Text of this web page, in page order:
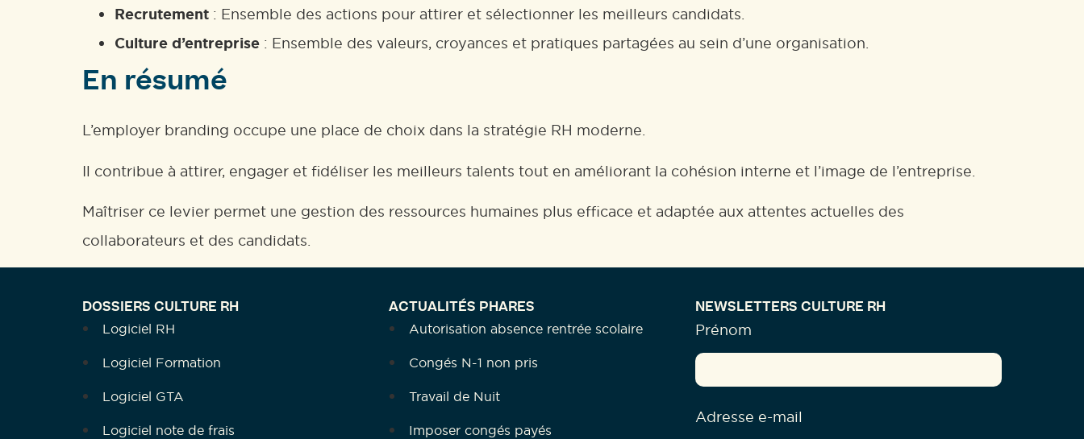
Recrutement : Ensemble des actions pour attirer et sélectionner les meilleurs candidats.
Culture d’entreprise : Ensemble des valeurs, croyances et pratiques partagées au sein d’une organisation.
En résumé
L’employer branding occupe une place de choix dans la stratégie RH moderne.
Il contribue à attirer, engager et fidéliser les meilleurs talents tout en améliorant la cohésion interne et l’image de l’entreprise.
Maîtriser ce levier permet une gestion des ressources humaines plus efficace et adaptée aux attentes actuelles des
collaborateurs et des candidats.
DOSSIERS CULTURE RH
Logiciel RH
Logiciel Formation
Logiciel GTA
Logiciel note de frais
ACTUALITÉS PHARES
Autorisation absence rentrée scolaire
Congés N-1 non pris
Travail de Nuit
Imposer congés payés
NEWSLETTERS CULTURE RH
Prénom
Adresse e-mail